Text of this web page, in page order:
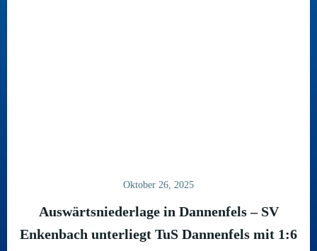
Oktober 26, 2025
Auswärtsniederlage in Dannenfels – SV
Enkenbach unterliegt TuS Dannenfels mit 1:6